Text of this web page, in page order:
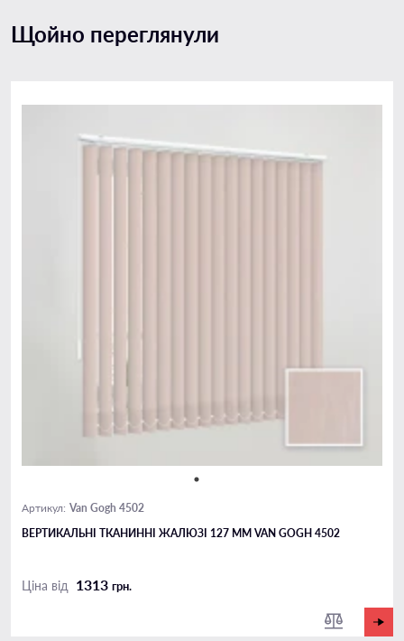
Щойно переглянули
Артикул: Van Gogh 4502
ВЕРТИКАЛЬНІ ТКАНИННІ ЖАЛЮЗІ 127 ММ VAN GOGH 4502
Ціна від 1313 грн.